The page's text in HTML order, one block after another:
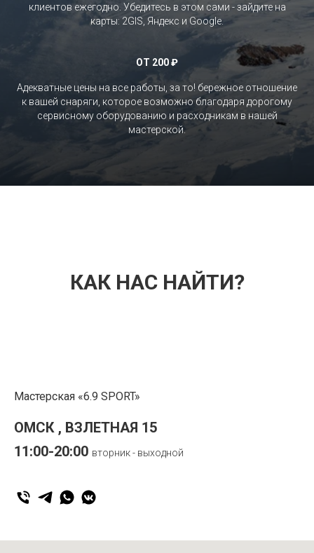
клиентов ежегодно. Убедитесь в этом сами - зайдите на
карты: 2GIS, Яндекс и Google.
ОТ 200 ₽
Адекватные цены на все работы, за то! бережное отношение
к вашей снаряги, которое возможно благодаря дорогому
сервисному оборудованию и расходникам в нашей
мастерской.
КАК НАС НАЙТИ?
Мастерская «6.9 SPORT»
ОМСК , ВЗЛЕТНАЯ 15
11:00-20:00 вторник - выходной